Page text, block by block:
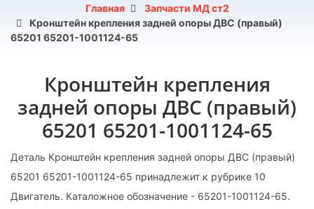
Главная
Запчасти МД ст2
Кронштейн крепления задней опоры ДВС (правый)
65201 65201-1001124-65
Кронштейн крепления
задней опоры ДВС (правый)
65201 65201-1001124-65
Деталь Кронштейн крепления задней опоры ДВС (правый)
65201 65201-1001124-65 принадлежит к рубрике 10
Двигатель. Каталожное обозначение - 65201-1001124-65.